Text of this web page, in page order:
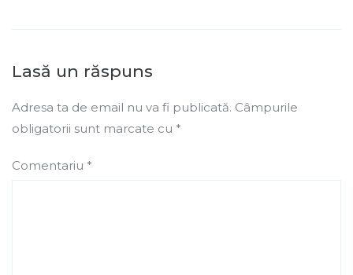
Lasă un răspuns
Adresa ta de email nu va fi publicată. Câmpurile
obligatorii sunt marcate cu *
Comentariu *